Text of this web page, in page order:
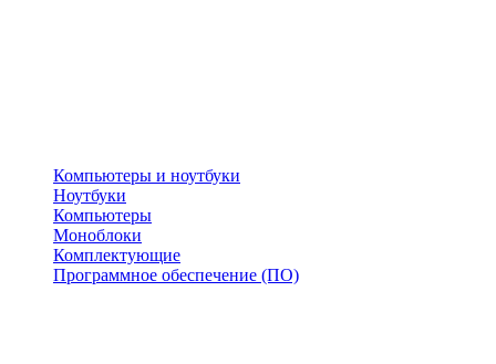
Компьютеры и ноутбуки
Ноутбуки
Компьютеры
Моноблоки
Комплектующие
Программное обеспечение (ПО)